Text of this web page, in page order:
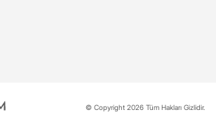
© Copyright 2026 Tüm Hakları Gizlidir.